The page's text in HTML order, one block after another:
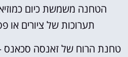
הטחנה משמשת כיום
תערוכות של ציורים או